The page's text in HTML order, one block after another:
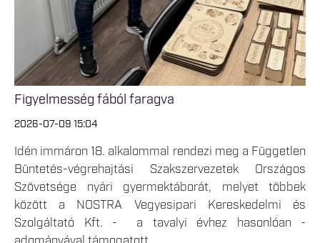
Figyelmesség fából faragva
2026-07-09 15:04
Idén immáron 18. alkalommal rendezi meg a Független
Büntetés-végrehajtási Szakszervezetek Országos
Szövetsége nyári gyermektáborát, melyet többek
között a NOSTRA Vegyesipari Kereskedelmi és
Szolgáltató Kft. - a tavalyi évhez hasonlóan -